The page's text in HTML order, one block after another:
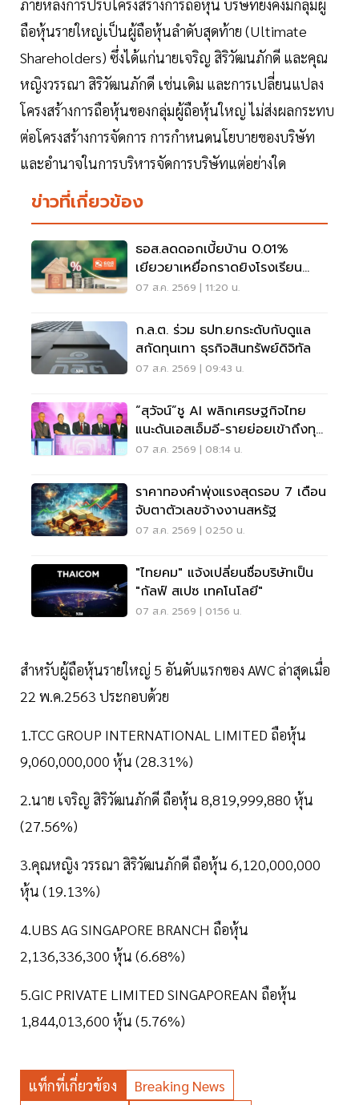
ภายหลังการปรับโครงสร้างการถือหุ้น บริษัทยังคงมีกลุ่มผู้
ถือหุ้นรายใหญ่เป็นผู้ถือหุ้นลำดับสุดท้าย (Ultimate
Shareholders) ซึ่งได้แก่นายเจริญ สิริวัฒนภักดี และคุณ
หญิงวรรณา สิริวัฒนภักดี เช่นเดิม และการเปลี่ยนแปลง
โครงสร้างการถือหุ้นของกลุ่มผู้ถือหุ้นใหญ่ ไม่ส่งผลกระทบ
ต่อโครงสร้างการจัดการ การกำหนดนโยบายของบริษัท
และอำนาจในการบริหารจัดการบริษัทแต่อย่างใด
ข่าวที่เกี่ยวข้อง
ธอส.ลดดอกเบี้ยบ้าน 0.01%
เยียวยาเหยื่อกราดยิงโรงเรียน
จ.นนทบุรี
07 ส.ค. 2569 | 11:20 น.
ก.ล.ต. ร่วม ธปท.ยกระดับกับดูแล
สกัดทุนเทา ธุรกิจสินทรัพย์ดิจิทัล
07 ส.ค. 2569 | 09:43 น.
“สุวัจน์”ชู AI พลิกเศรษฐกิจไทย
แนะดันเอสเอ็มอี-รายย่อยเข้าถึงทุน
ฝ่าวิกฤต
07 ส.ค. 2569 | 08:14 น.
ราคาทองคำพุ่งแรงสุดรอบ 7 เดือน
จับตาตัวเลขจ้างงานสหรัฐ
07 ส.ค. 2569 | 02:50 น.
"ไทยคม" แจ้งเปลี่ยนชื่อบริษัทเป็น
"กัลฟ์ สเปซ เทคโนโลยี"
07 ส.ค. 2569 | 01:56 น.
สำหรับผู้ถือหุ้นรายใหญ่ 5 อันดับแรกของ AWC ล่าสุดเมื่อ
22 พ.ค.2563 ประกอบด้วย
1.TCC GROUP INTERNATIONAL LIMITED ถือหุ้น
9,060,000,000 หุ้น (28.31%)
2.นาย เจริญ สิริวัฒนภักดี ถือหุ้น 8,819,999,880 หุ้น
(27.56%)
3.คุณหญิง วรรณา สิริวัฒนภักดี ถือหุ้น 6,120,000,000
หุ้น (19.13%)
4.UBS AG SINGAPORE BRANCH ถือหุ้น
2,136,336,300 หุ้น (6.68%)
5.GIC PRIVATE LIMITED SINGAPOREAN ถือหุ้น
1,844,013,600 หุ้น (5.76%)
แท็กที่เกี่ยวข้อง
Breaking News